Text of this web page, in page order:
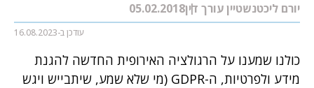
יורם ליכטנשטיין עורך דין05.02.2018
עודכן ב-16.08.2023
כולנו שמענו על הרגולציה האירופית החדשה להגנת
מידע ולפרטיות, ה-GDPR (מי שלא שמע, שיתבייש ויגש